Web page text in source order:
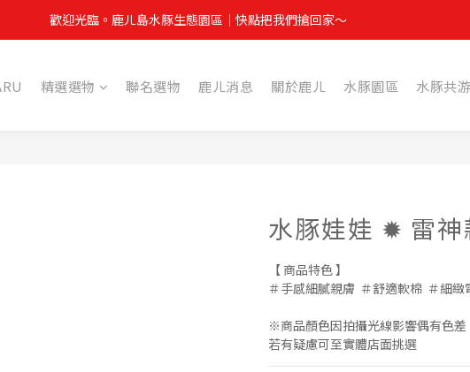
你我權益，拆封包裹請全程錄影，如有任何問題請提供開箱影片並於3日內提出 ✸
歡迎光臨。鹿ㄦ島水豚生態園區｜快點把我們搶回家～
精選選物 聯名選物 鹿ㄦ消息 關於鹿ㄦ 水豚園區 水豚共游
水豚娃娃 ✹ 雷
【 商品特色 】
＃手感細膩親膚  ＃舒適軟棉  ＃細緻
※商品顏色因拍攝光線影響偶有色差
若有疑慮可至實體店面挑選